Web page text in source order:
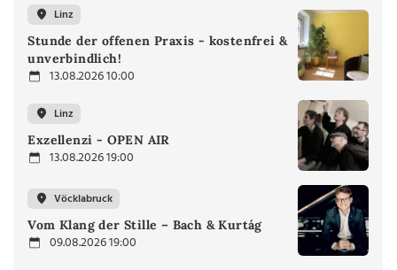
Linz
Stunde der offenen Praxis - kostenfrei &
unverbindlich!
13.08.2026 10:00
Linz
Exzellenzi - OPEN AIR
13.08.2026 19:00
Vöcklabruck
Vom Klang der Stille – Bach & Kurtág
09.08.2026 19:00